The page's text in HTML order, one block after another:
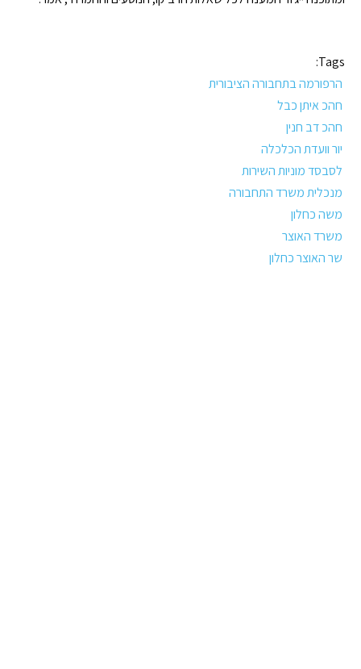
Tags:
הרפורמה בתחבורה הציבורית
חהכ איתן כבל
חהכ דב חנין
יור וועדת הכלכלה
לסבסד מוניות השירות
מנכלית משרד התחבורה
משה כחלון
משרד האוצר
שר האוצר כחלון